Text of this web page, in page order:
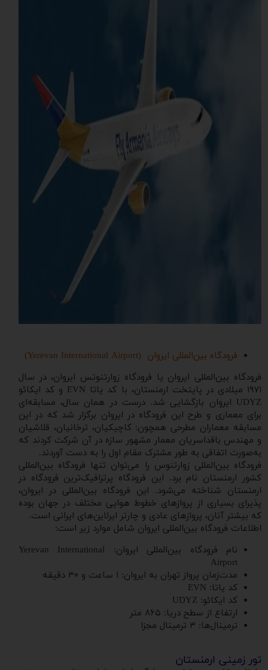
فرودگاه بین‌المللی ایروان (Yerevan International Airport)
فرودگاه بین‌المللی ایروان یا فرودگاه زوارتنوتس ایروان، در سال
۱۹۷۱ میلادی در پایتخت ارمنستان، با کد یاتا EVN و کد ایکائو
UDYZ ایروان بازگشایی شد. درست در همان سال، مسابقه‌ای
برای معماری و طرح این فرودگاه در ایروان برگزار شد که در این
مسابقه معماران مطرحی همچون: کاچیکیان، ترخانیان، قلاشیان
و مهندس باقداسریان معمار مشهور سازه در آن شرکت کردند که
به‌صورت اتفاقی به طور مشترک مقام اول را به دست آوردند.
فرودگاه بین‌المللی زوارتنوس را می‌توان تنها فرودگاه بین‌المللی
کشور ارمنستان نام برد. این فرودگاه پرترافیک‌ترین فرودگاه در
ارمنستان شناخته می‌شود. این فرودگاه بین‌المللی در ایروان،
پذیرای بسیاری از پروازهای خطوط هوایی مختلف در جهان بوده
که بیشتر آنان، پروازهای عادی و چارتر ایرلاین‌های ایرانی است.
اطلاعات فرودگاه بین‌المللی ایروان شامل موارد زیر است:
نام فرودگاه بین‌المللی ایروان: Yerevan International
Airport
مدت‌زمان پرواز تهران به ایروان: ۱ ساعت و ۳۰ دقیقه
کد یاتا: EVN
کد ایکائو: UDYZ
ارتفاع از سطح دریا: ۸۶۵ متر
ترمینال‌ها: ۳ ترمینال مجزا
تور زمینی ارمنستان